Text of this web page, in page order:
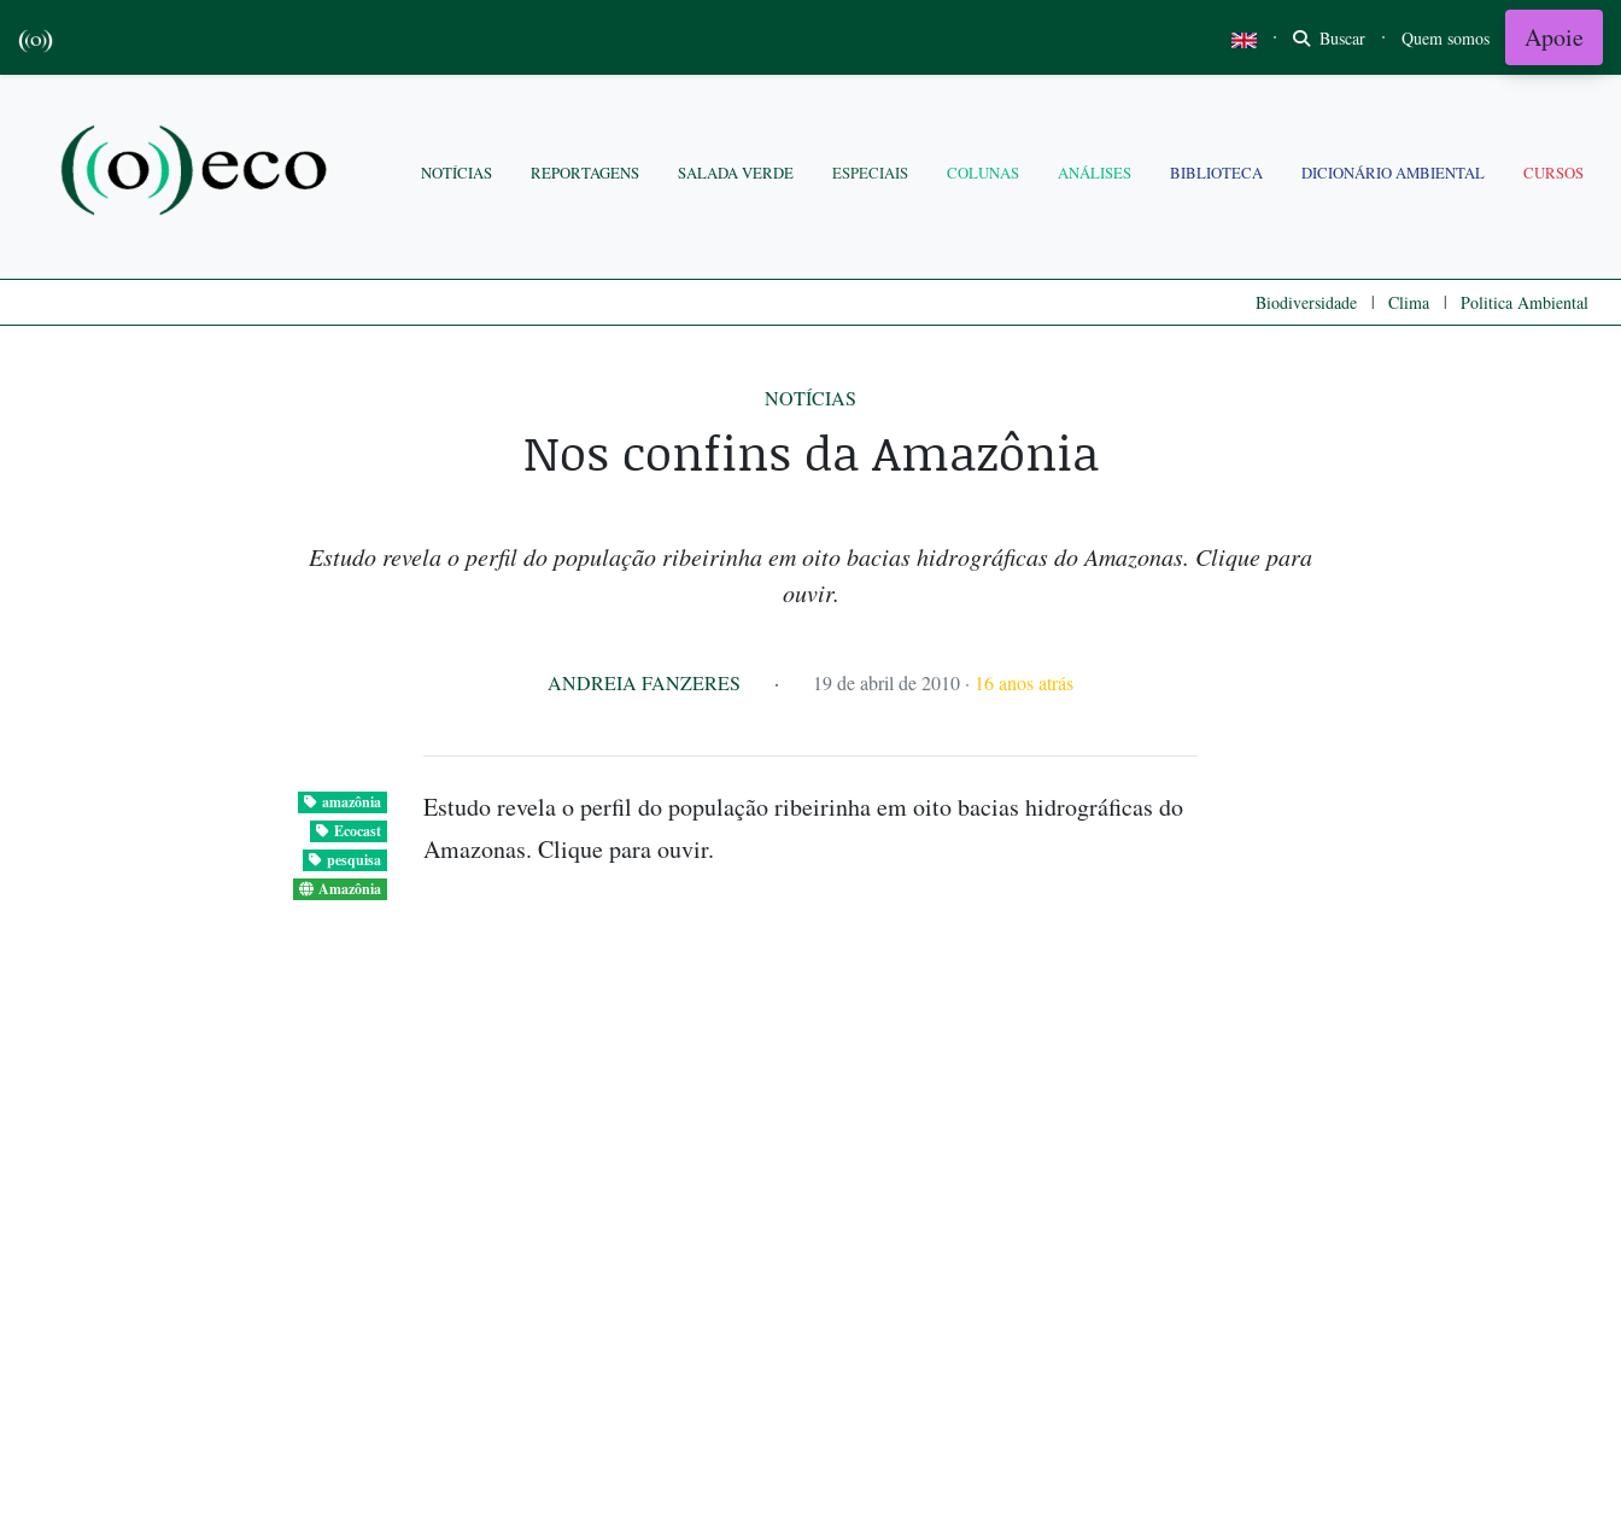
· Buscar · Quem somos Apoie
NOTÍCIAS REPORTAGENS SALADA VERDE ESPECIAIS COLUNAS ANÁLISES BIBLIOTECA DICIONÁRIO AMBIENTAL CURSOS
Biodiversidade | Clima | Politica Ambiental
NOTÍCIAS
Nos confins da Amazônia
Estudo revela o perfil do população ribeirinha em oito bacias hidrográficas do Amazonas. Clique para
ouvir.
ANDREIA FANZERES · 19 de abril de 2010 · 16 anos atrás
amazônia
Ecocast
pesquisa
Amazônia
Estudo revela o perfil do população ribeirinha em oito bacias hidrográficas do
Amazonas. Clique para ouvir.